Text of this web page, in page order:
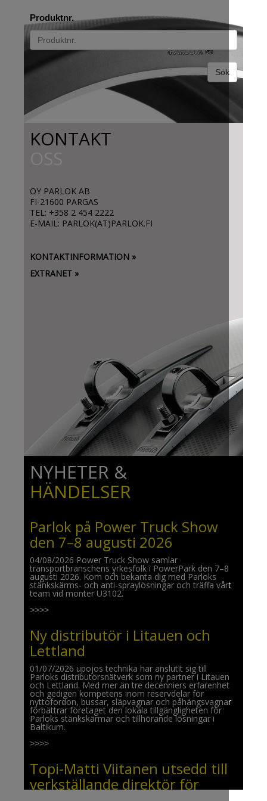
Produktnr.
Sök
KONTAKT
OY PARLOK AB
FI-21600 PARGAS
TEL: +358 2 454 2222
E-MAIL: PARLOK(AT)PARLOK.FI
KONTAKTINFORMATION »
EXTRANET »
NYHETER &
HÄNDELSER
Parlok på Power Truck Show
den 7–8 augusti 2026
04/08/2026 Power Truck Show samlar
transportbranschens yrkesfolk i PowerPark den 7–8
augusti 2026. Kom och bekanta dig med Parloks
stänkskärms- och anti-spraylösningar och träffa vårt
team vid monter U3102.
>>>>
Ny distributör i Litauen och
Lettland
01/07/2026 upojos technika har anslutit sig till
Parloks distributörsnätverk som ny partner i Litauen
och Lettland. Med mer än tre decenniers erfarenhet
och gedigen kompetens inom reservdelar för
nyttofordon, bussar, släpvagnar och påhängsvagnar
förbättrar företaget den lokala tillgängligheten för
Parloks stänkskärmar och tillhörande lösningar i
Baltikum.
>>>>
Topi-Matti Viitanen utsedd till
verkställande direktör för